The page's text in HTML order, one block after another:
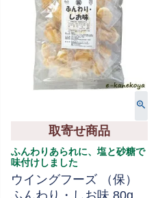
取寄せ商品
ふんわりあられに、塩と砂糖で
味付けしました
ウイングフーズ （保）